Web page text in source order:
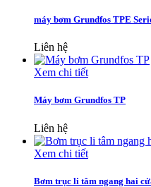
máy bơm Grundfos TPE
Liên hệ
Xem chi tiết
Máy bơm Grundfos TP
Liên hệ
Xem chi tiết
Bơm trục li tâm ngang hai